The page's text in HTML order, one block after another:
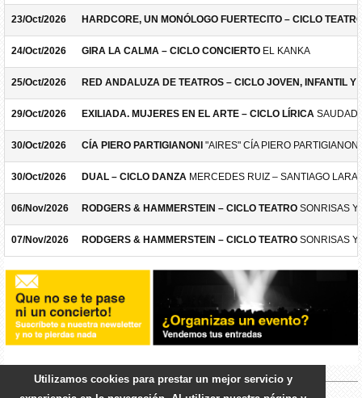
23/Oct/2026 HARDCORE, UN MONÓLOGO FUERTECITO – CICLO
24/Oct/2026 GIRA LA CALMA – CICLO CONCIERTO EL KANKA
25/Oct/2026 RED ANDALUZA DE TEATROS – CICLO JOVEN, INFANTIL Y
29/Oct/2026 EXILIADA. MUJERES EN EL ARTE – CICLO LÍRICA
30/Oct/2026 CÍA PIERO PARTIGIANONI "AIRES" CÍA PIERO PARTIGIANONI
30/Oct/2026 DUAL – CICLO DANZA MERCEDES RUIZ – SANTIAGO LARA
06/Nov/2026 RODGERS & HAMMERSTEIN – CICLO TEATRO SONRISAS Y
07/Nov/2026 RODGERS & HAMMERSTEIN – CICLO TEATRO SONRISAS Y
Utilizamos cookies para prestar un mejor servicio y